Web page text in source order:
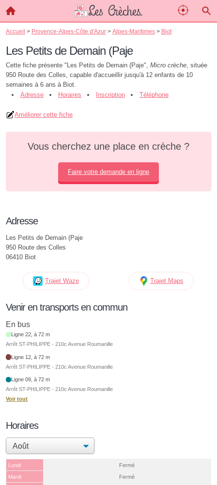
Accueil > Provence-Alpes-Côte d'Azur > Alpes-Maritimes > Biot
Les Petits de Demain (Paje
Cette fiche présente "Les Petits de Demain (Paje", Micro crèche, située
950 Route des Colles, capable d'accueillir jusqu'à 12 enfants de 10
semaines à 6 ans à Biot.
Adresse
Horaires Inscription Téléphone
Améliorer cette fiche
Vous cherchez une place en crèche ?
Faire votre demande en ligne
Adresse
Les Petits de Demain (Paje
950 Route des Colles
06410 Biot
Trajet Waze Trajet Maps
Venir en transports en commun
En bus
Ligne 22, à 72 m
Arrêt ST-PHILIPPE - 210c Avenue Roumanille
Ligne 12, à 72 m
Arrêt ST-PHILIPPE - 210c Avenue Roumanille
Ligne 09, à 72 m
Arrêt ST-PHILIPPE - 210c Avenue Roumanille
Voir tout
Horaires
Lundi
Fermé
Mardi
Fermé